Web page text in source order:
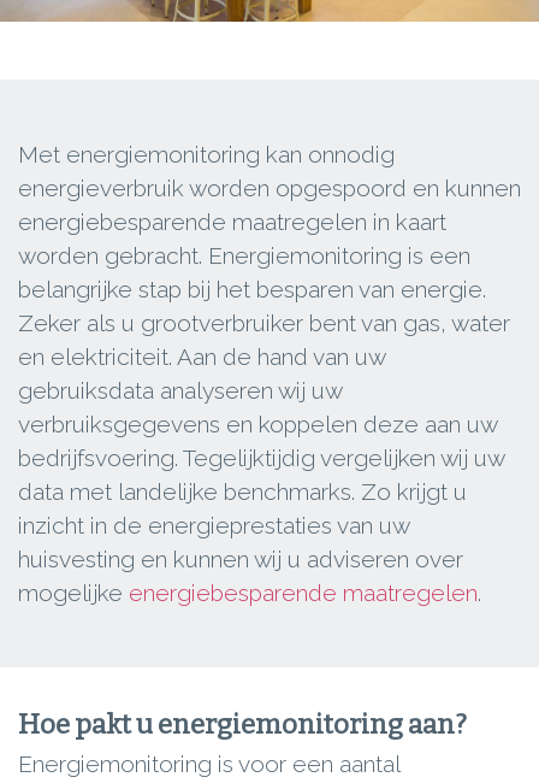
Met energiemonitoring kan onnodig
energieverbruik worden opgespoord en kunnen
energiebesparende maatregelen in kaart
worden gebracht. Energiemonitoring is een
belangrijke stap bij het besparen van energie.
Zeker als u grootverbruiker bent van gas, water
en elektriciteit. Aan de hand van uw
gebruiksdata analyseren wij uw
verbruiksgegevens en koppelen deze aan uw
bedrijfsvoering. Tegelijktijdig vergelijken wij uw
data met landelijke benchmarks. Zo krijgt u
inzicht in de energieprestaties van uw
huisvesting en kunnen wij u adviseren over
mogelijke energiebesparende maatregelen.
Hoe pakt u energiemonitoring aan?
Energiemonitoring is voor een aantal